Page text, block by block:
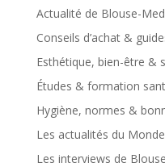
Actualité de Blouse-
Conseils d’achat &
Esthétique, bien-être &
Études & formation
Hygiène, normes &
Les actualités du
Les interviews de